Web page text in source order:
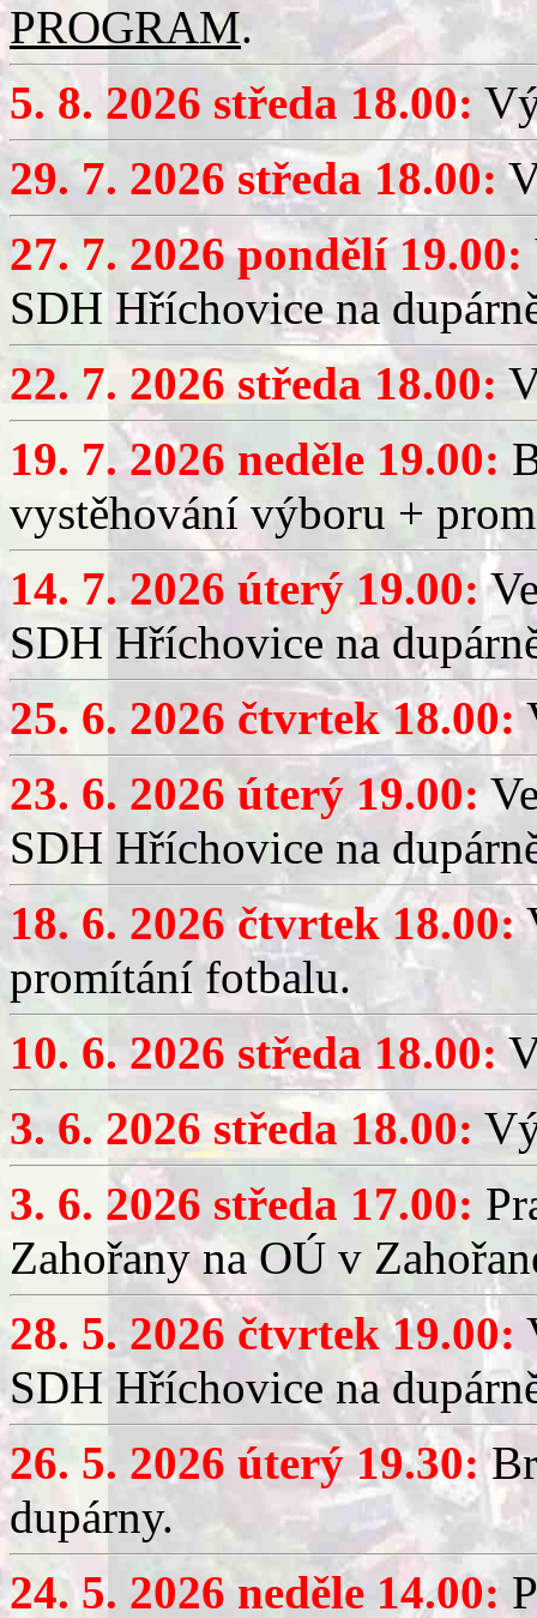
PROGRAM.
5. 8. 2026 středa 18.00:
29. 7. 2026 středa 18.00:
27. 7. 2026 pondělí 19.00:
SDH Hříchovice na
22. 7. 2026 středa 18.00:
19. 7. 2026 neděle 19.00:
vystěhování výboru +
14. 7. 2026 úterý 19.00:
SDH Hříchovice na
25. 6. 2026 čtvrtek 18.00:
23. 6. 2026 úterý 19.00:
SDH Hříchovice na
18. 6. 2026 čtvrtek 18.00:
promítání fotbalu.
10. 6. 2026 středa 18.00:
3. 6. 2026 středa 18.00:
3. 6. 2026 středa 17.00:
Zahořany na OÚ v
28. 5. 2026 čtvrtek 19.00:
SDH Hříchovice na
26. 5. 2026 úterý 19.30:
dupárny.
24. 5. 2026 neděle 14.00: